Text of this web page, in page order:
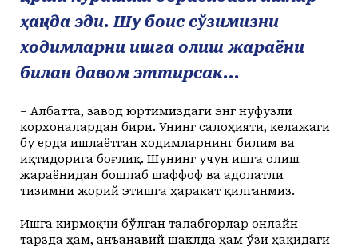
ҳақида эди. Шу боис сўзимизни
ходимларни ишга олиш жараёни
билан давом эттирсак...
– Албатта, завод юртимиздаги энг нуфузли
корхоналардан бири. Унинг салоҳияти, келажаги
бу ерда ишлаётган ходимларнинг билим ва
иқтидорига боғлиқ. Шунинг учун ишга олиш
жараёнидан бошлаб шаффоф ва адолатли
тизимни жорий этишга ҳаракат қилганмиз.
Ишга кирмоқчи бўлган талабгорлар онлайн
тарзда ҳам, анъанавий шаклда ҳам ўзи ҳақидаги